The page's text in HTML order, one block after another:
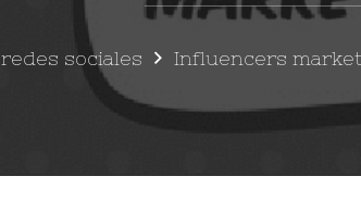
redes sociales Influencers